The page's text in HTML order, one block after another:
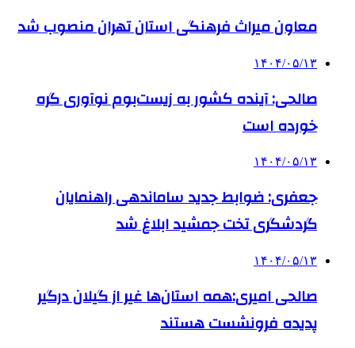
معاون میراث فرهنگی استان تهران منصوب شد
۱۴۰۴/۰۵/۱۳
صالحی: آینده کشور به زیست‌بوم نوآوری گره
خورده است
۱۴۰۴/۰۵/۱۳
جعفری: ضوابط جدید ساماندهی راهنمایان
گردشگری تخت جمشید ابلاغ شد
۱۴۰۴/۰۵/۱۳
صالحی امیری:همه استان‌ها غیر از گیلان درگیر
پدیده فرونشست هستند